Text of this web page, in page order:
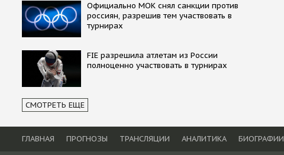
Официально МОК снял санкции против
россиян, разрешив тем участвовать в
турнирах
FIE разрешила атлетам из России
полноценно участвовать в турнирах
СМОТРЕТЬ ЕЩЕ
ГЛАВНАЯ ПРОГНОЗЫ ТРАНСЛЯЦИИ АНАЛИТИКА БИОГРАФИИ